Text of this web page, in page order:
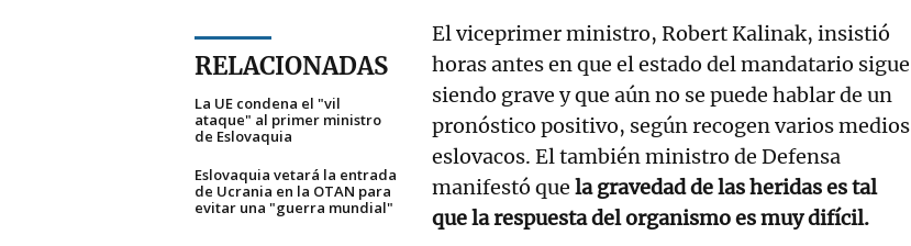
RELACIONADAS
La UE condena el "vil
ataque" al primer ministro
de Eslovaquia
Eslovaquia vetará la entrada
de Ucrania en la OTAN para
evitar una "guerra mundial"
El viceprimer ministro, Robert Kalinak, insistió
horas antes en que el estado del mandatario sigue
siendo grave y que aún no se puede hablar de un
pronóstico positivo, según recogen varios medios
eslovacos. El también ministro de Defensa
manifestó quela gravedad de las heridas es tal
que la respuesta del organismo es muy difícil.